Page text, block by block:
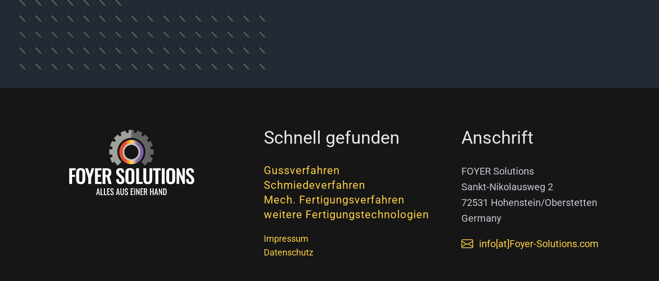
Schnell gefunden
Gussverfahren
Schmiedeverfahren
Mech. Fertigungsverfahren
weitere Fertigungstechnologien
Impressum
Datenschutz
Anschrift
FOYER Solutions
Sankt-Nikolausweg 2
72531 Hohenstein/Oberstetten
Germany
info[at]Foyer-Solutions.com